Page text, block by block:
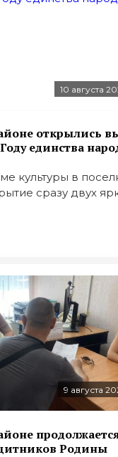
10 августа
открылись
единства
культуры в
сразу двух
9 августа
Родины